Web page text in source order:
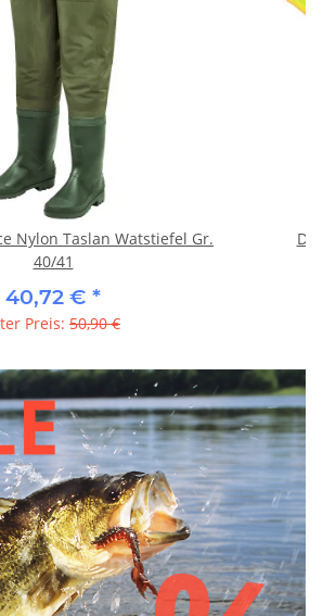
Nylon Taslan Watstiefel Gr.
40/41
40,72 € *
Preis: 50,90 €